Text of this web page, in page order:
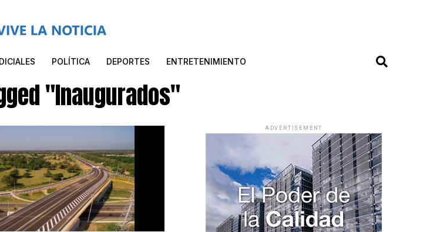
POLÍTICA DEPORTES ENTRETENIMIENTO
"Inaugurados"
ADVERTISEMENT